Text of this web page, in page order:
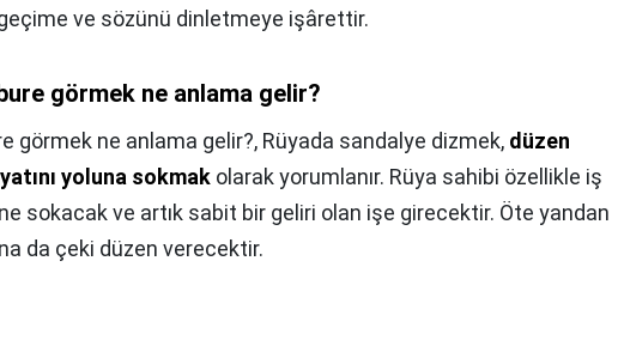
ve sözünü dinletmeye işârettir.
görmek ne anlama gelir?
görmek ne anlama gelir?, Rüyada sandalye dizmek, düzen
yoluna sokmak olarak yorumlanır. Rüya sahibi özellikle iş
sokacak ve artık sabit bir geliri olan işe girecektir. Öte yandan
da çeki düzen verecektir.